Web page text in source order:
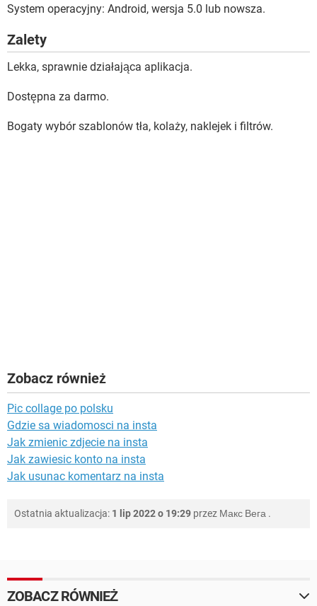
System operacyjny: Android, wersja 5.0 lub nowsza.
Zalety
Lekka, sprawnie działająca aplikacja.
Dostępna za darmo.
Bogaty wybór szablonów tła, kolaży, naklejek i filtrów.
Zobacz również
Pic collage po polsku
Gdzie sa wiadomosci na insta
Jak zmienic zdjecie na insta
Jak zawiesic konto na insta
Jak usunac komentarz na insta
Ostatnia aktualizacja: 1 lip 2022 o 19:29 przez Макс Вега .
ZOBACZ RÓWNIEŻ